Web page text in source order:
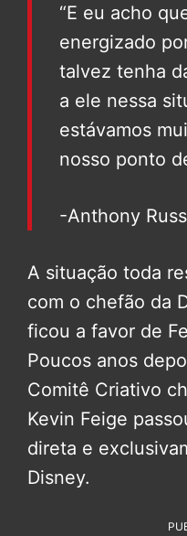
“E eu acho
energizado
talvez tenha
a ele nessa
estávamos
nosso ponto
-Anthony
A situação toda
com o chefão da
ficou a favor de
Poucos anos
Comitê Criativo
Kevin Feige
direta e
Disney.